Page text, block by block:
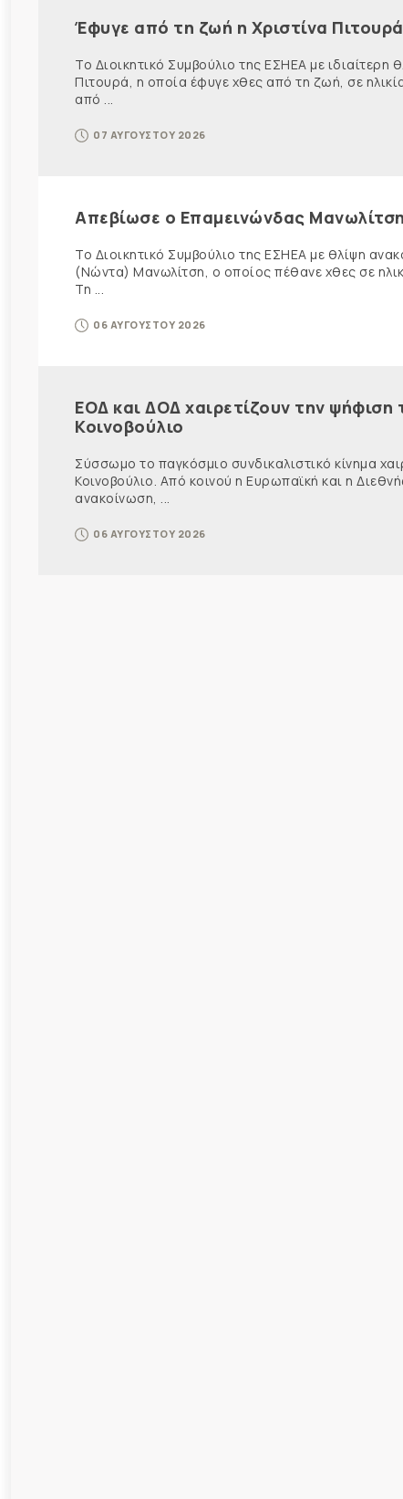
Έφυγε από τη ζωή η Χριστίνα Πιτουρά
Το Διοικητικό Συμβούλιο της ΕΣΗΕΑ με
Πιτουρά, η οποία έφυγε χθες από τη ζωή, σε
από ...
07 ΑΥΓΟΥΣΤΟΥ 2026
Απεβίωσε ο Επαμεινώνδας
Το Διοικητικό Συμβούλιο της ΕΣΗΕΑ με θλίψη
(Νώντα) Μανωλίτση, ο οποίος πέθανε χθες σε
Τη ...
06 ΑΥΓΟΥΣΤΟΥ 2026
ΕΟΔ και ΔΟΔ χαιρετίζουν την
Κοινοβούλιο
Σύσσωμο το παγκόσμιο συνδικαλιστικό κίνημα
Κοινοβούλιο. Από κοινού η Ευρωπαϊκή και η
ανακοίνωση, ...
06 ΑΥΓΟΥΣΤΟΥ 2026